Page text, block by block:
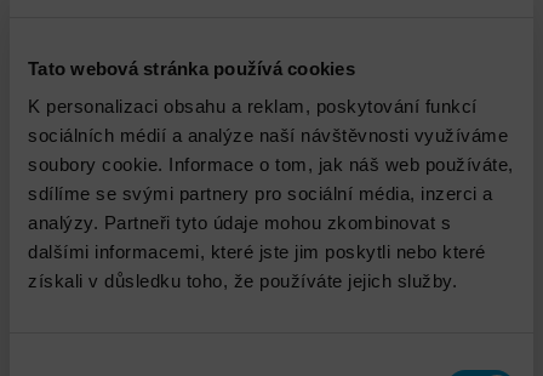
Tato webová stránka používá cookies
K personalizaci obsahu a reklam, poskytování funkcí
sociálních médií a analýze naší návštěvnosti využíváme
soubory cookie. Informace o tom, jak náš web používáte,
sdílíme se svými partnery pro sociální média, inzerci a
analýzy. Partneři tyto údaje mohou zkombinovat s
dalšími informacemi, které jste jim poskytli nebo které
získali v důsledku toho, že používáte jejich služby.
dokončení úkolů nebo konkrétních výstupů.
Dodatečně lze sjednat prodloužení doby této
služby.
Konzultant je poskytován na dobu určitou.
Jakékoli činnosti nebo služby, jejichž výkon by
vyžadoval práci nad rámec tohoto pevného
časového bloku, jsou mimo rozsah této služby a
budou podléhat dodatečným poplatkům.